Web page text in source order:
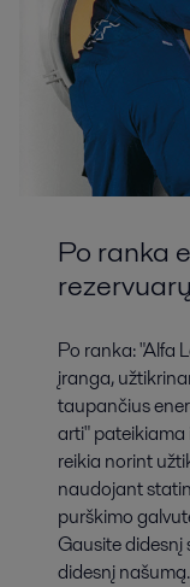
Po ranka
Po ranka: "Alfa
įranga,
taupančius
arti" pateikiama
reikia norint
naudojant
purškimo
Gausite
didesnį našumą.